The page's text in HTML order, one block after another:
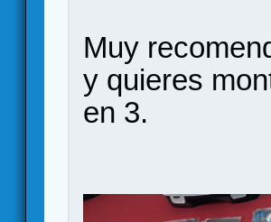
Muy
y quieres
en 3.